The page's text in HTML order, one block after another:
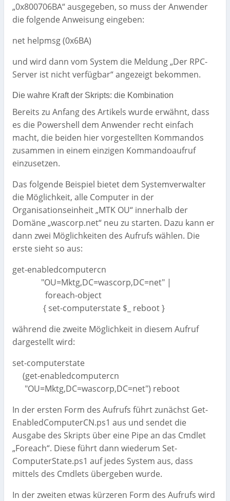
„0x800706BA“ ausgegeben, so muss der Anwender
die folgende Anweisung eingeben:
net helpmsg (0x6BA)
und wird dann vom System die Meldung „Der RPC-
Server ist nicht verfügbar“ angezeigt bekommen.
Die wahre Kraft der Skripts: die Kombination
Bereits zu Anfang des Artikels wurde erwähnt, dass
es die Powershell dem Anwender recht einfach
macht, die beiden hier vorgestellten Kommandos
zusammen in einem einzigen Kommandoaufruf
einzusetzen.
Das folgende Beispiel bietet dem Systemverwalter
die Möglichkeit, alle Computer in der
Organisationseinheit „MTK OU“ innerhalb der
Domäne „wascorp.net“ neu zu starten. Dazu kann er
dann zwei Möglichkeiten des Aufrufs wählen. Die
erste sieht so aus:
get-enabledcomputercn
"OU=Mktg,DC=wascorp,DC=net" |
foreach-object
{ set-computerstate $_ reboot }
während die zweite Möglichkeit in diesem Aufruf
dargestellt wird:
set-computerstate
(get-enabledcomputercn
"OU=Mktg,DC=wascorp,DC=net") reboot
In der ersten Form des Aufrufs führt zunächst Get-
EnabledComputerCN.ps1 aus und sendet die
Ausgabe des Skripts über eine Pipe an das Cmdlet
„Foreach“. Diese führt dann wiederum Set-
ComputerState.ps1 auf jedes System aus, dass
mittels des Cmdlets übergeben wurde.
In der zweiten etwas kürzeren Form des Aufrufs wird